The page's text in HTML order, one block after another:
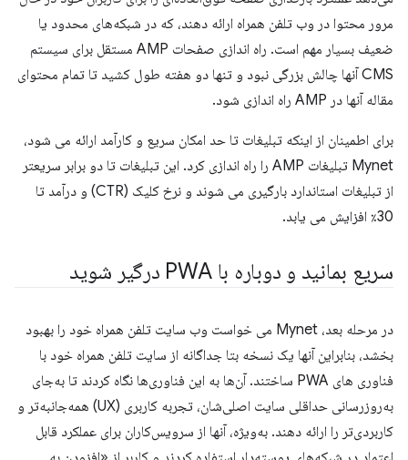
مرور محتوا در وب تلفن همراه ارائه دهند، که در شبکه‌های محدود یا
ضعیف بسیار مهم است. راه اندازی صفحات AMP مستقل برای سیستم
CMS آنها چالش بزرگی نبود و تنها دو هفته طول کشید تا تمام محتوای
مقاله آنها در AMP راه اندازی شود.
برای اطمینان از اینکه تبلیغات تا حد امکان سریع و کارآمد ارائه می شود،
Mynet تبلیغات AMP را راه اندازی کرد. این تبلیغات تا دو برابر سریعتر
از تبلیغات استاندارد بارگیری می شوند و نرخ کلیک (CTR) و درآمد تا
30٪ افزایش می یابد.
سریع بمانید و دوباره با PWA درگیر شوید
در مرحله بعد، Mynet می خواست وب سایت تلفن همراه خود را بهبود
بخشد، بنابراین آنها یک نسخه بتا جداگانه از سایت تلفن همراه خود با
فناوری های PWA ساختند. آن‌ها به این فناوری‌ها نگاه کردند تا به‌جای
به‌روزرسانی حداقلی سایت اصلی‌شان، تجربه کاربری (UX) همه‌جانبه‌تر و
کاربردی‌تر را ارائه دهند. به‌ویژه، آنها از سرویس‌کاران برای عملکرد قابل